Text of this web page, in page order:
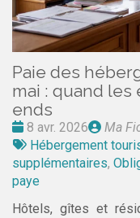
Paie des
mai : quand les
ends
Date
:
8 avr. 2026
Publié
par
Ma
Tags
:
Hébergement
supplémentaires,
paye
Hôtels, gîtes et